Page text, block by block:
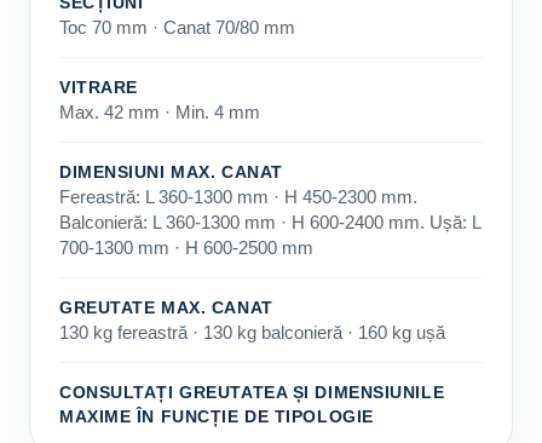
Toc 70 mm · Canat 70/80 mm
VITRARE
Max. 42 mm · Min. 4 mm
DIMENSIUNI MAX. CANAT
Fereastră: L 360-1300 mm · H 450-2300 mm.
Balconieră: L 360-1300 mm · H 600-2400 mm. Ușă: L
700-1300 mm · H 600-2500 mm
GREUTATE MAX. CANAT
130 kg fereastră · 130 kg balconieră · 160 kg ușă
CONSULTAȚI GREUTATEA ȘI DIMENSIUNILE
MAXIME ÎN FUNCȚIE DE TIPOLOGIE